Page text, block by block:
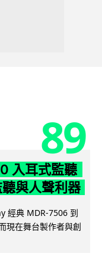
89
入耳式監聽
與人聲利器
經典 MDR-7506 到
現在舞台製作者與創